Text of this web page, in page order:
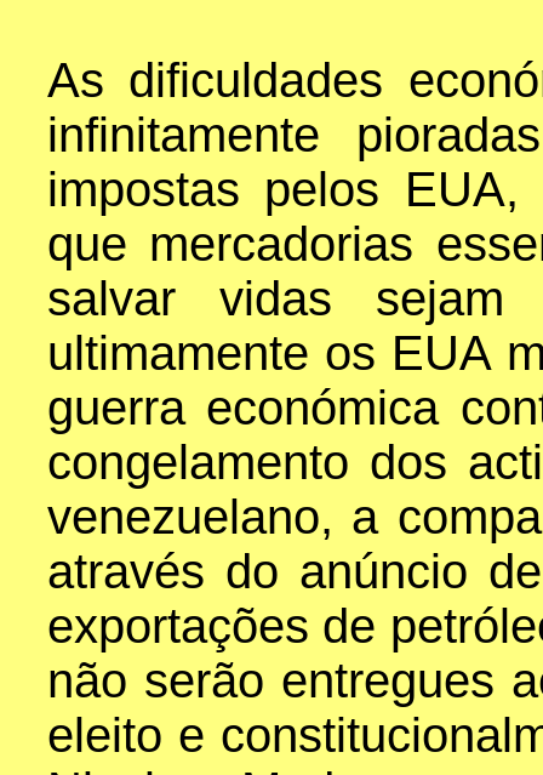
As dificuldades
infinitamente
impostas pelos
que mercadorias
salvar vidas sejam
ultimamente os EUA
guerra económica
congelamento dos
venezuelano, a
através do anúncio
exportações de
não serão entregues
eleito e